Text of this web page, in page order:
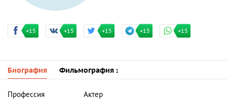
+15 +15 +15 +15 +15
Биография Фильмография 1
Профессия
Актер